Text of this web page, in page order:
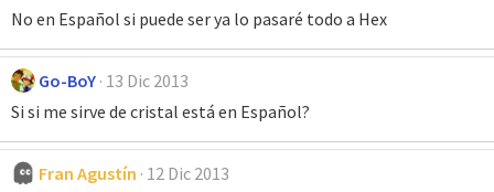
No en Español si puede ser ya lo pasaré todo a Hex
Go-BoY 13 Dic 2013
Si si me sirve de cristal está en Español?
Fran Agustín 12 Dic 2013